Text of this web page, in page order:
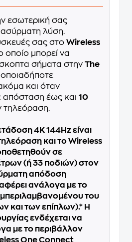
εσωτερική σας
λύση.
σας στο Wireless
οποίο μπορεί να
σήματα στην The
και όταν
απόσταση έως και 10
τηλεόραση.
4K 144Hz είναι
και το Wireless
σε
(ή 33 ποδιών) στον
απόδοση
ανάλογα με το
του
και των επίπλων).* Η
ενδέχεται να
με το περιβάλλον
One Connect